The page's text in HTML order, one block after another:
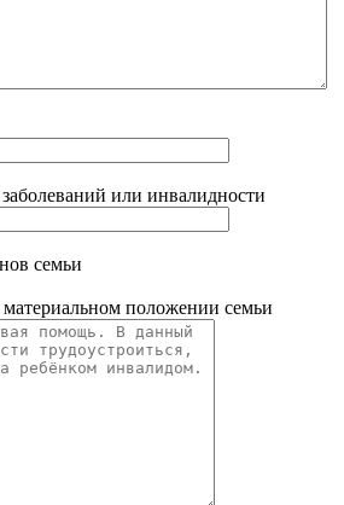
или инвалидности
семьи
положении семьи